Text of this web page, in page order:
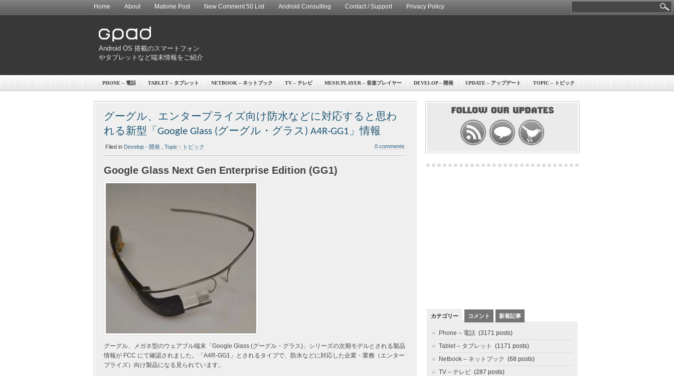
Home About Matome Post New Comment 50 List Android Consulting Contact / Support Privacy Policy
Android OS 搭載のスマートフォン
やタブレットなど端末情報をご紹介
PHONE – 電話 TABLET – タブレット NETBOOK – ネットブック TV – テレビ MUSICPLAYER – 音楽プレイヤー DEVELOP – 開発 UPDATE – アップデート TOPIC – トピック
グーグル、エンタープライズ向け防水などに対応すると思わ
れる新型「Google Glass (グーグル・グラス) A4R-GG1」情報
Filed in Develop - 開発 Topic - トピック 0 comments
Google Glass Next Gen Enterprise Edition (GG1)
グーグル、メガネ型のウェアブル端末「Google Glass (グーグル・グラス)」シリーズの次期モデルとされる製品
情報が FCC にて確認されました。「A4R-GG1」とされるタイプで、防水などに対応した企業・業務（エンター
プライズ）向け製品になる見られています。
カテゴリー コメント 新着記事
Phone – 電話 (3171 posts)
Tablet – タブレット
(1171 posts)
Netbook – ネットブック (68 posts)
TV – テレビ (287 posts)